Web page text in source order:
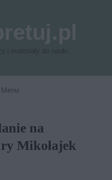
Menu
na
Mikołajek